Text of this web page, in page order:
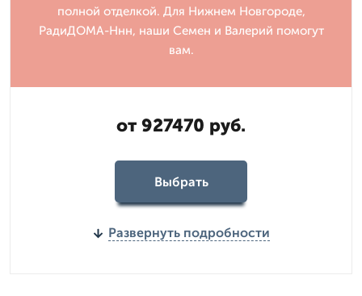
полной отделкой. Для Нижнем Новгороде,
РадиДОМА-Ннн, наши Семен и Валерий помогут
вам.
от 927470 руб.
Выбрать
Развернуть подробности